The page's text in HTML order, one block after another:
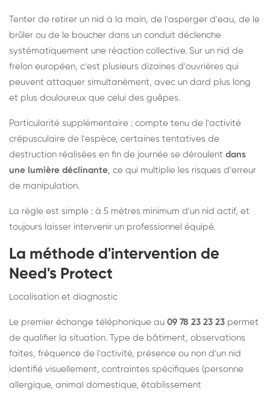
Tenter de retirer un nid à la main, de l'asperger d'eau, de le
brûler ou de le boucher dans un conduit déclenche
systématiquement une réaction collective. Sur un nid de
frelon européen, c'est plusieurs dizaines d'ouvrières qui
peuvent attaquer simultanément, avec un dard plus long
et plus douloureux que celui des guêpes.
Particularité supplémentaire : compte tenu de l'activité
crépusculaire de l'espèce, certaines tentatives de
destruction réalisées en fin de journée se déroulent dans
une lumière déclinante, ce qui multiplie les risques d'erreur
de manipulation.
La règle est simple : à 5 mètres minimum d'un nid actif, et
toujours laisser intervenir un professionnel équipé.
La méthode d'intervention de
Need's Protect
Localisation et diagnostic
Le premier échange téléphonique au 09 78 23 23 23 permet
de qualifier la situation. Type de bâtiment, observations
faites, fréquence de l'activité, présence ou non d'un nid
identifié visuellement, contraintes spécifiques (personne
allergique, animal domestique, établissement